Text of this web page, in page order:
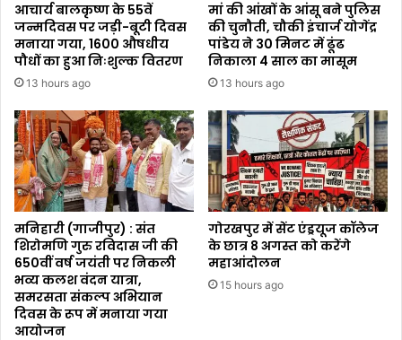
आचार्य बालकृष्ण के 55वें
जन्मदिवस पर जड़ी-बूटी दिवस
मनाया गया, 1600 औषधीय
पौधों का हुआ निःशुल्क वितरण
13 hours ago
मां की आंखों के आंसू बने पुलिस
की चुनौती, चौकी इंचार्ज योगेंद्र
पांडेय ने 30 मिनट में ढूंढ
निकाला 4 साल का मासूम
13 hours ago
मनिहारी (गाजीपुर) : संत
शिरोमणि गुरु रविदास जी की
650वीं वर्ष जयंती पर निकली
भव्य कलश वंदन यात्रा,
समरसता संकल्प अभियान
दिवस के रूप में मनाया गया
आयोजन
गोरखपुर में सेंट एंड्रयूज कॉलेज
के छात्र 8 अगस्त को करेंगे
महाआंदोलन
15 hours ago